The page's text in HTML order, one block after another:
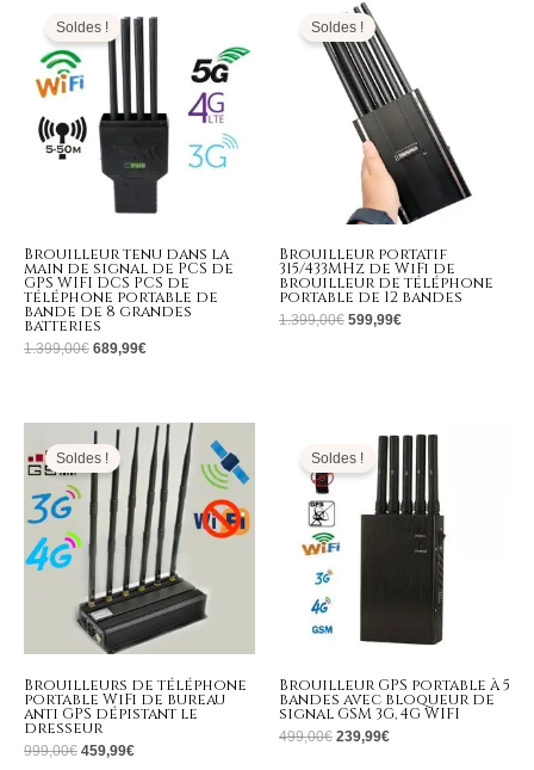
Soldes !
Brouilleur tenu dans la
main de signal de PCS de
GPS WIFI DCS PCS de
téléphone portable de
bande de 8 grandes
batteries
1.399,00€
initial
était :
1.399,00€.
689,99€
actuel
689,99€.
Soldes !
Brouilleur portatif
315/433MHz de WiFi de
brouilleur de téléphone
portable de 12 bandes
1.399,00€
prix
initial
était :
1.399,00€.
599,99€
Soldes !
Brouilleurs de téléphone
portable WiFi de bureau
anti GPS dépistant le
dresseur
999,00€
Le
prix
initial
était :
999,00€.
459,99€
Le
prix
actuel
est :
459,99€.
Soldes !
Brouilleur GPS portable à 5
bandes avec bloqueur de
signal GSM 3G, 4G WIFI
499,00€
initial
était :
499,00€.
239,99€
prix
est :
239,99€.